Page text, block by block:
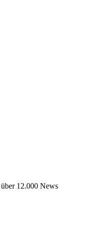
12.000 News